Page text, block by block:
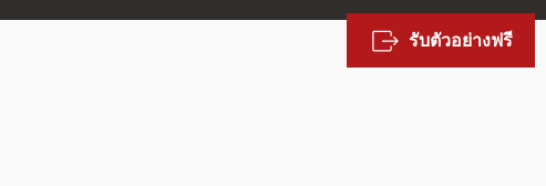
รับตัวอย่างฟรี